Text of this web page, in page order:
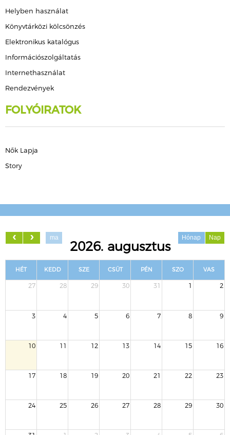
Helyben használat
Könyvtárközi kölcsönzés
Elektronikus katalógus
Információszolgáltatás
Internethasználat
Rendezvények
FOLYÓIRATOK
Nők Lapja
Story
ma Hónap Nap
2026. augusztus
HÉT KEDD SZE CSÜT PÉN SZO VAS
27 28 29 30 31 1 2
3 4 5 6 7 8 9
10 11 12 13 14 15 16
17 18 19 20 21 22 23
24 25 26 27 28 29 30